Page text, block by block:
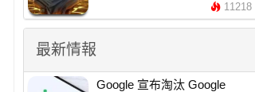
11218
最新情報
Google 宣布淘汰 Google